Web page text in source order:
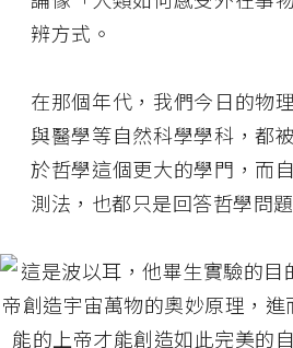
辨方式。
在那個年代，我們今日的物
與醫學等自然科學學科，都
於哲學這個更大的學門，而
測法，也都只是回答哲學問